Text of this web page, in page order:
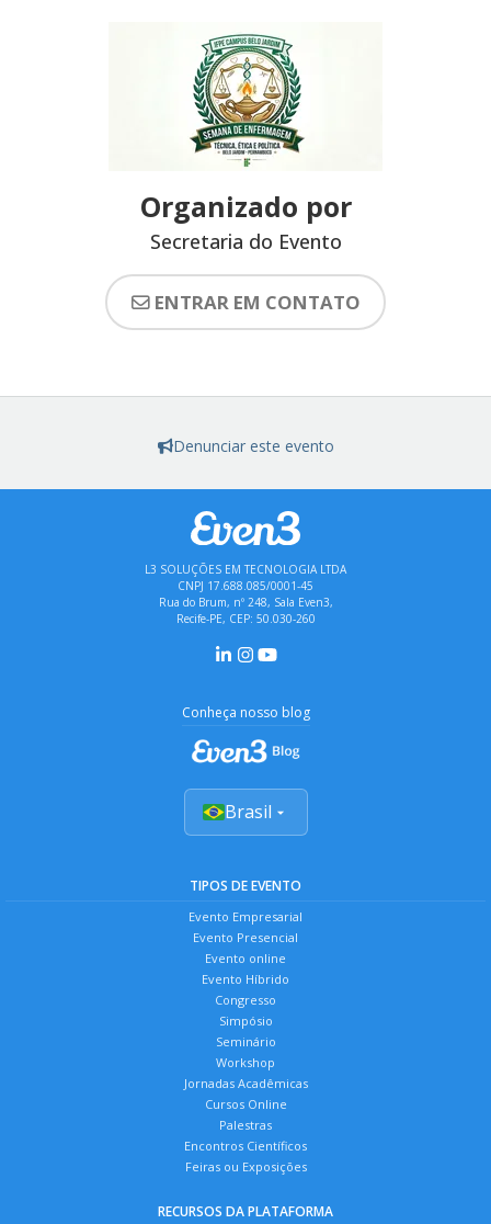
Organizado por
Secretaria do Evento
ENTRAR EM CONTATO
Denunciar este evento
L3 SOLUÇÕES EM TECNOLOGIA LTDA
CNPJ 17.688.085/0001-45
Rua do Brum, nº 248, Sala Even3,
Recife-PE, CEP: 50.030-260
Conheça nosso blog
Brasil
TIPOS DE EVENTO
Evento Empresarial
Evento Presencial
Evento online
Evento Híbrido
Congresso
Simpósio
Seminário
Workshop
Jornadas Acadêmicas
Cursos Online
Palestras
Encontros Científicos
Feiras ou Exposições
RECURSOS DA PLATAFORMA